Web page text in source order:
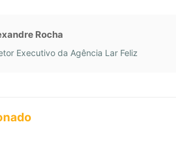
Rocha
Executivo da Agência Lar Feliz